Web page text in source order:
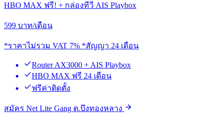
HBO MAX ฟรี! + กล่องทีวี AIS Playbox
599 บาท/เดือน
*ราคาไม่รวม VAT 7% *สัญญา 24 เดือน
Router AX3000 + AIS Playbox
HBO MAX ฟรี 24 เดือน
ฟรีค่าติดตั้ง
สมัคร Net Lite Gang ต.บึงทองหลาง